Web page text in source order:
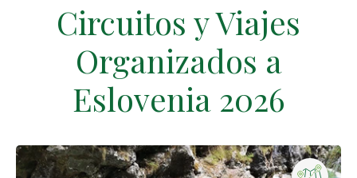
Circuitos y Viajes
Organizados a
Eslovenia 2026